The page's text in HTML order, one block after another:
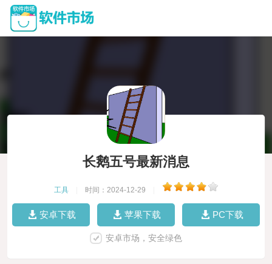
长鹅五号最新消息
工具 时间：2024-12-29
安卓下载 苹果下载 PC下载
安卓市场，安全绿色